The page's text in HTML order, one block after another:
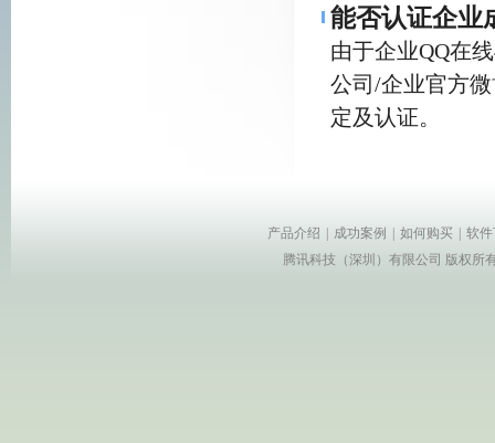
能否认证企业
由于企业QQ在
公司/企业官方
定及认证。
产品介绍 成功案例 如何购买
软
腾讯科技（深圳）有限公司 版权所